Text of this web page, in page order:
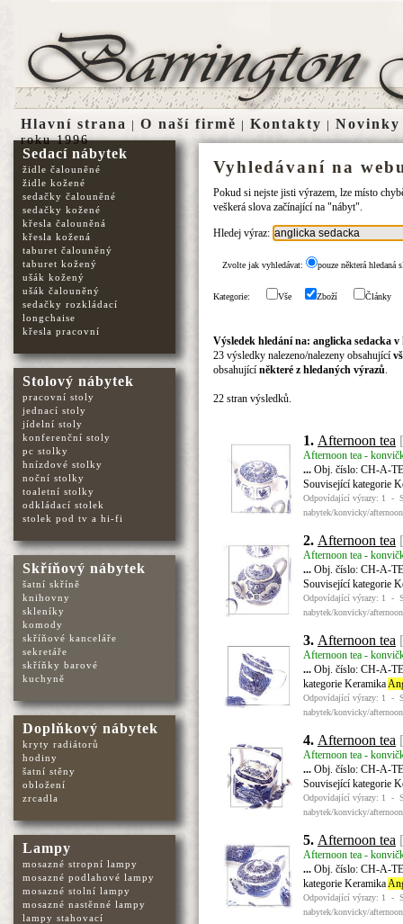
Vyhledávaní na
Pokud si nejste jisti výrazem, lze místo
veškerá slova začínající na "nábyt".
Hledej výraz:
Zvolte jak vyhledávat: pouze některá hledaná
Kategorie: Vše Zboží Články
Výsledek hledání na: anglicka sedacka
23 výsledky nalezeno/nalezeny obsahující
obsahující některé z hledaných výrazů
22 stran výsledků.
1. Afternoon tea
Afternoon tea -
...Obj. číslo: CH-A-
Související kategorie
Odpovídající výrazy: 1 -
nabytek/konvicky/
2. Afternoon tea
Afternoon tea -
...Obj. číslo: CH-A-
Související kategorie
Odpovídající výrazy: 1 -
nabytek/konvicky/
3. Afternoon tea
Afternoon tea -
...Obj. číslo: CH-A-
kategorie Keramika
Odpovídající výrazy: 1 -
nabytek/konvicky/
4. Afternoon tea
Afternoon tea -
...Obj. číslo: CH-A-
Související kategorie
Odpovídající výrazy: 1 -
nabytek/konvicky/
5. Afternoon tea
Afternoon tea -
...Obj. číslo: CH-A-
kategorie Keramika
Odpovídající výrazy: 1 -
nabytek/konvicky/
Sedací nábytek
židle čalouněné
židle kožené
sedačky čalouněné
sedačky kožené
křesla čalouněná
křesla kožená
taburet čalouněný
taburet kožený
ušák kožený
ušák čalouněný
sedačky rozkládací
longchaise
křesla pracovní
Stolový nábytek
pracovní stoly
jednací stoly
jídelní stoly
konferenční stoly
pc stolky
hnízdové stolky
noční stolky
toaletní stolky
odkládací stolek
stolek pod tv a hi-fi
Skříňový nábytek
šatní skříně
knihovny
skleníky
komody
skříňové kanceláře
sekretáře
skříňky barové
kuchyně
Doplňkový nábytek
kryty radiátorů
hodiny
šatní stěny
obložení
zrcadla
Lampy
mosazné stropní lampy
mosazné podlahové lampy
mosazné stolní lampy
mosazné nastěnné lampy
lampy stahovací
Hlavní strana | O naší firmě | Kontakty | Novinky
roku 1996